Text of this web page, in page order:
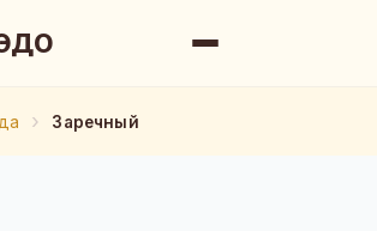
Заречный